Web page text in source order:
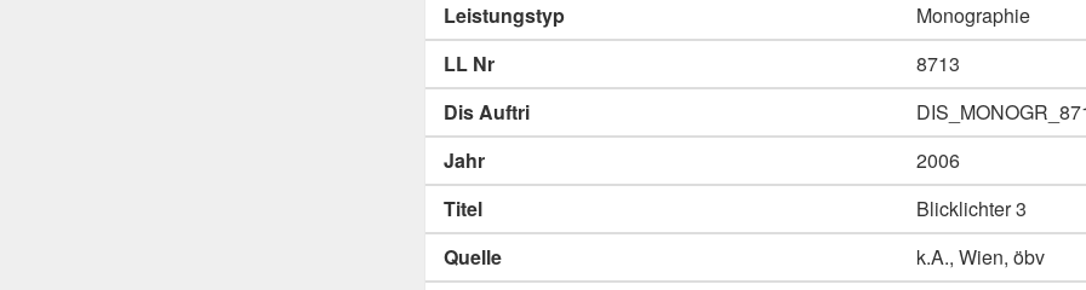
Leistungstyp
Monographie
LL Nr
8713
Dis Auftri
Jahr
2006
Titel
Blicklichter 3
Quelle
k.A., Wien, öbv